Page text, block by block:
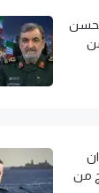
محسن
من